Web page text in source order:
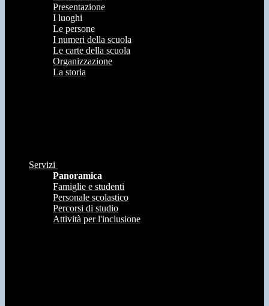
Presentazione
I luoghi
Le persone
I numeri della scuola
Le carte della scuola
Organizzazione
La storia
Servizi
Panoramica
Famiglie e studenti
Personale scolastico
Percorsi di studio
Attività per l'inclusione